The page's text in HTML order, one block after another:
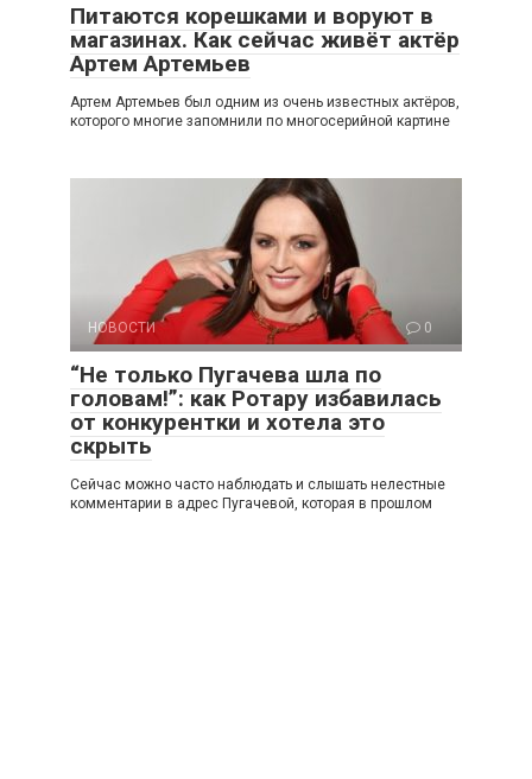
Питаются корешками и воруют в
магазинах. Как сейчас живёт актёр
Артем Артемьев
Артем Артемьев был одним из очень известных актёров,
которого многие запомнили по многосерийной картине
НОВОСТИ 0
“Не только Пугачева шла по
головам!”: как Ротару избавилась
от конкурентки и хотела это
скрыть
Сейчас можно часто наблюдать и слышать нелестные
комментарии в адрес Пугачевой, которая в прошлом